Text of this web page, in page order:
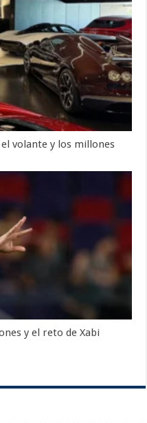
volante y los millones
y el reto de Xabi